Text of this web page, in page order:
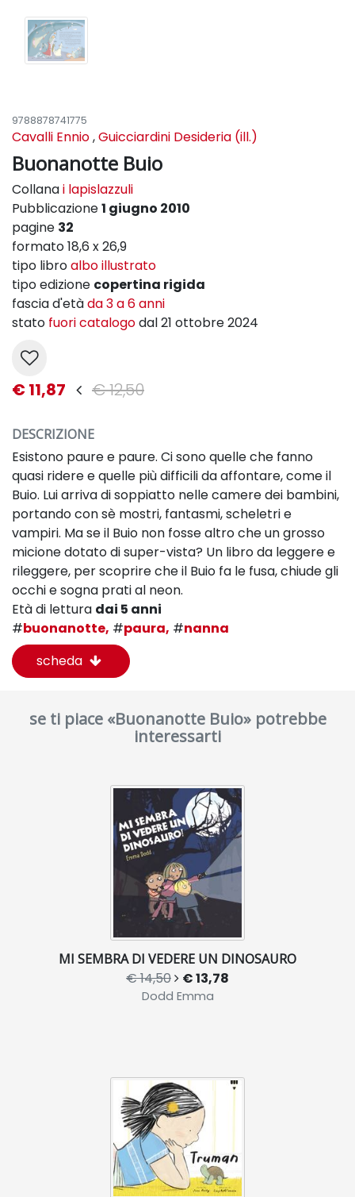
9788878741775
Cavalli Ennio,Guicciardini Desideria (ill.)
Buonanotte Buio
Collanai lapislazzuli
Pubblicazione1 giugno 2010
pagine 32
formato 18,6 x 26,9
tipo libroalbo illustrato
tipo edizione copertina rigida
fascia d'etàda 3 a 6 anni
stato fuori catalogodal 21 ottobre 2024
€ 11,87 € 12,50
DESCRIZIONE
Esistono paure e paure. Ci sono quelle che fanno
quasi ridere e quelle più difficili da affontare, come il
Buio. Lui arriva di soppiatto nelle camere dei bambini,
portando con sè mostri, fantasmi, scheletri e
vampiri. Ma se il Buio non fosse altro che un grosso
micione dotato di super-vista? Un libro da leggere e
rileggere, per scoprire che il Buio fa le fusa, chiude gli
occhi e sogna prati al neon.
Età di lettura dai 5 anni
#buonanotte, #paura, #nanna
scheda
se ti piace «Buonanotte Buio» potrebbe
interessarti
MI SEMBRA DI VEDERE UN DINOSAURO
€ 14,50 € 13,78
Dodd Emma